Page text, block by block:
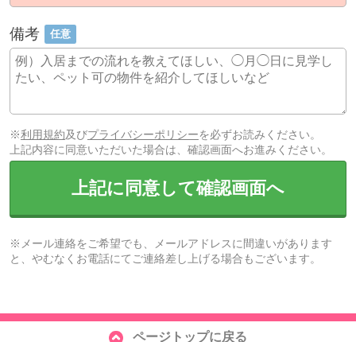
備考 任意
※利用規約及びプライバシーポリシーを必ずお読みください。
上記内容に同意いただいた場合は、確認画面へお進みください。
上記に同意して確認画面へ
※メール連絡をご希望でも、メールアドレスに間違いがあります
と、やむなくお電話にてご連絡差し上げる場合もございます。
ページトップに戻る